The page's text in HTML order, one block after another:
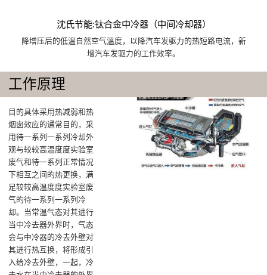
沈氏节能:钛合金中冷器（中间冷却器）
降增压后的低温自然空气溫度，以降汽车发驱力的热短路电流，新
增汽车发驱力的工作效率。
工作原理
目的具体采用热减弱和热
烟囱效应的通常目的，采
用待一系列一系列冷却外
观与较较高温度度实验室
废气和待一系列正常情况
下相互之间的热更换，满
足较较高温度度实验室废
气的待一系列一系列冷
却‌。当常温气态对其进行
当中冷去器外界时，气态
会与中冷器的冷去外壁对
其进行热互换，将形成引
入给冷去外壁‌，一起，冷